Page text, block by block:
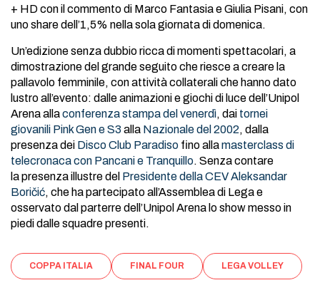
+ HD con il commento di Marco Fantasia e Giulia Pisani, con
uno share dell’1,5% nella sola giornata di domenica.
Un’edizione senza dubbio ricca di momenti spettacolari, a
dimostrazione del grande seguito che riesce a creare la
pallavolo femminile, con attività collaterali che hanno dato
lustro all’evento: dalle animazioni e giochi di luce dell’Unipol
Arena allaconferenza stampa del venerdì, dai tornei
giovanili Pink Gen e S3 alla Nazionale del 2002, dalla
presenza dei Disco Club Paradiso fino allamasterclass di
telecronaca con Pancani e Tranquillo. Senza contare
la presenza illustre del Presidente della CEV Aleksandar
Boričić, che ha partecipato all’Assemblea di Lega e
osservato dal parterre dell’Unipol Arena lo show messo in
piedi dalle squadre presenti.
COPPA ITALIA FINAL FOUR LEGA VOLLEY